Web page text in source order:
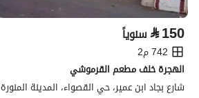
⃁150 سنوياً
742 م2
الهجرة خلف مطعم القرموشي
شارع بجاد ابن عمير، حي القصواء، المدينة المنورة